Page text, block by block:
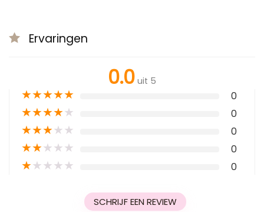
Ervaringen
0.0 uit 5
★★★★★ 0
★★★★★ 0
★★★★★ 0
★★★★★ 0
★★★★★ 0
SCHRIJF EEN REVIEW